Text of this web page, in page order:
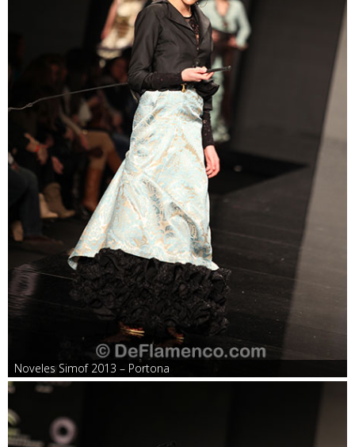
Noveles Simof 2013 – Portona